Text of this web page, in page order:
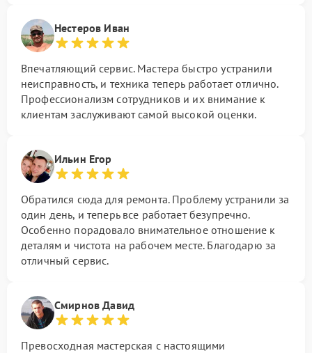
Нестеров Иван
Впечатляющий сервис. Мастера быстро устранили
неисправность, и техника теперь работает отлично.
Профессионализм сотрудников и их внимание к
клиентам заслуживают самой высокой оценки.
Ильин Егор
Обратился сюда для ремонта. Проблему устранили за
один день, и теперь все работает безупречно.
Особенно порадовало внимательное отношение к
деталям и чистота на рабочем месте. Благодарю за
отличный сервис.
Смирнов Давид
Превосходная мастерская с настоящими